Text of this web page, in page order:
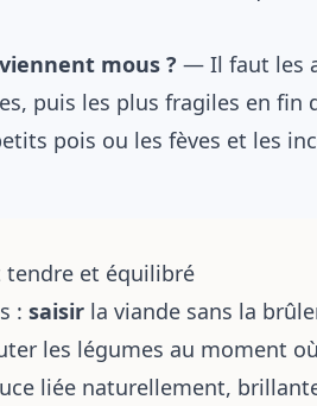
mous ? — Il faut les
puis les plus fragiles en fin
pois ou les fèves et les
tendre et équilibré
: saisir la viande sans la
les légumes au moment
liée naturellement,